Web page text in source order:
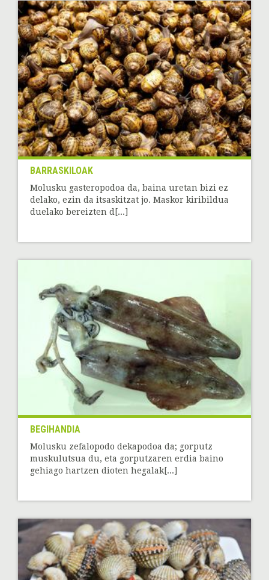
BARRASKILOAK
Molusku gasteropodoa da, baina uretan bizi ez
delako, ezin da itsaskitzat jo. Maskor kiribildua
duelako bereizten d[...]
BEGIHANDIA
Molusku zefalopodo dekapodoa da; gorputz
muskulutsua du, eta gorputzaren erdia baino
gehiago hartzen dioten hegalak[...]